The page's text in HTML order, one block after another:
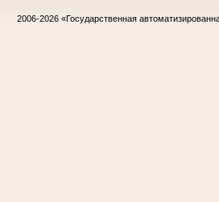
2006-2026 «Государственная